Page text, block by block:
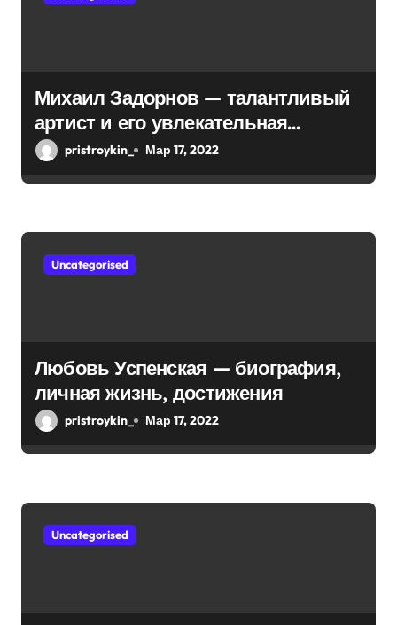
и
я
м
Михаил Задорнов — талантливый
артист и его увлекательная
биография — выдающиеся
pristroykin_ Мар 17, 2022
Uncategorised
Любовь Успенская — биография,
личная жизнь, достижения
pristroykin_ Мар 17, 2022
Uncategorised